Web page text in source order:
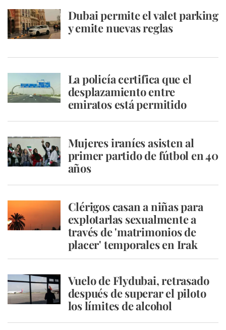
Dubai permite el valet parking
y emite nuevas reglas
La policía certifica que el
desplazamiento entre
emiratos está permitido
Mujeres iraníes asisten al
primer partido de fútbol en 40
años
Clérigos casan a niñas para
explotarlas sexualmente a
través de 'matrimonios de
placer' temporales en Irak
Vuelo de Flydubai, retrasado
después de superar el piloto
los límites de alcohol